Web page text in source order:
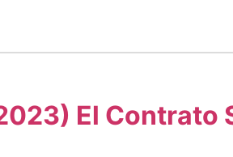
El Contrato